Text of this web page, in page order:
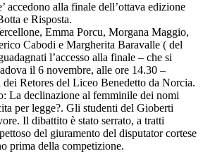
accedono alla finale dell’ottava edizione
e Risposta.
Emma Porcu, Morgana Maggio,
Cabodi e Margherita Baravalle ( del
l’accesso alla finale – che si
il 6 novembre, alle ore 14.30 –
Retores del Liceo Benedetto da Norcia.
La declinazione al femminile dei nomi
per legge?. Gli studenti del Gioberti
Il dibattito è stato serrato, a tratti
del giuramento del disputator cortese
prima della competizione.